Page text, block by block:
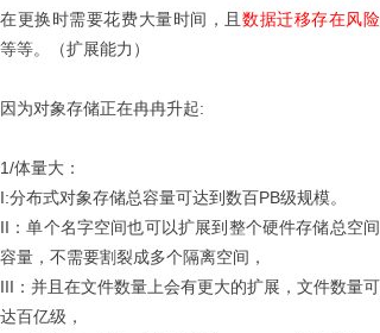
在更换时需要花费大量时间，且 数据迁移存在风险
等等。（扩展能力）
因为对象存储正在冉冉升起:
1/体量大：
I:分布式对象存储总容量可达到数百PB级规模。
II：单个名字空间也可以扩展到整个硬件存储总空间
容量，不需要割裂成多个隔离空间，
III：并且在文件数量上会有更大的扩展，文件数量可
达百亿级，